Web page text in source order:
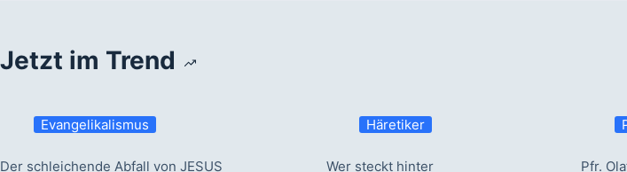
Jetzt im Trend
Evangelikalismus
Der schleichende Abfall von JESUS
Häretiker
Wer steckt hinter
Pfr.